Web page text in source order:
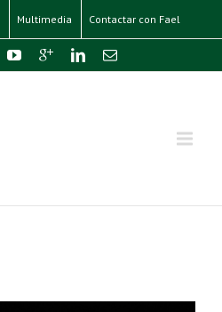
Multimedia Contactar con Fael